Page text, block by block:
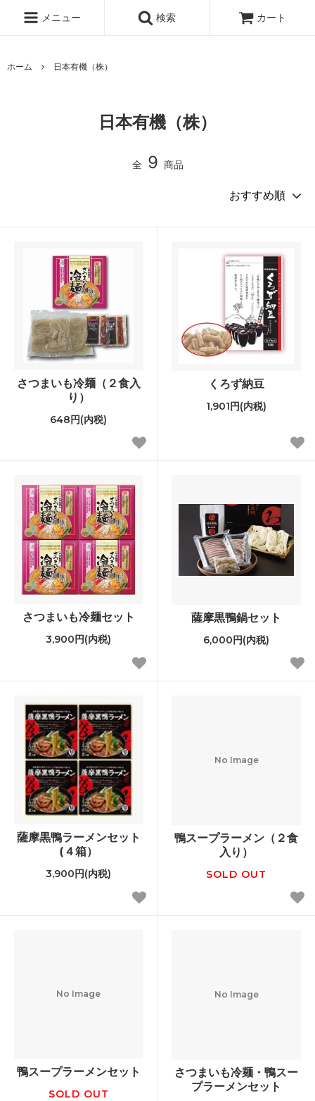
メニュー 検索 カート
ホーム 日本有機（株）
日本有機（株）
全 9 商品
さつまいも冷麺（２食入
り）
648円(内税)
くろず納豆
1,901円(内税)
さつまいも冷麺セット
3,900円(内税)
薩摩黒鴨鍋セット
6,000円(内税)
薩摩黒鴨ラーメンセット
(４箱）
3,900円(内税)
No Image
鴨スープラーメン（２食
入り）
SOLD OUT
No Image
鴨スープラーメンセット
SOLD OUT
No Image
さつまいも冷麺・鴨スー
プラーメンセット